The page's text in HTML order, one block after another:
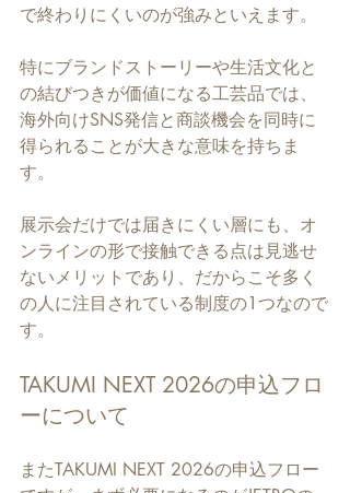
で終わりにくいのが強みといえます。
特にブランドストーリーや生活文化と
の結びつきが価値になる工芸品では、
海外向けSNS発信と商談機会を同時に
得られることが大きな意味を持ちま
す。
展示会だけでは届きにくい層にも、オ
ンラインの形で接触できる点は見逃せ
ないメリットであり、だからこそ多く
の人に注目されている制度の1つなので
す。
TAKUMI NEXT 2026の申込フロ
ーについて
またTAKUMI NEXT 2026の申込フロー